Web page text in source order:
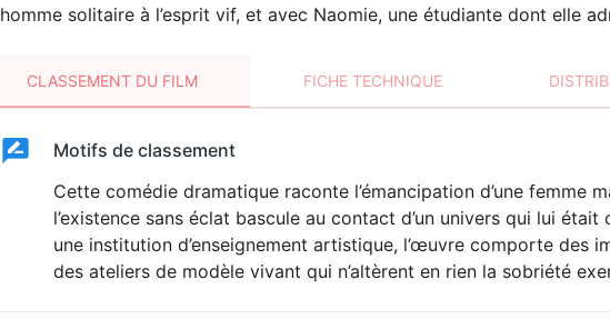
homme solitaire à l’esprit vif, et avec Naomie, une étudiante dont elle
CLASSEMENT DU FILM FICHE TECHNIQUE
ClassementClassement
Motifs de classement
Cette comédie dramatique raconte l’émancipation d’une femme
l’existence sans éclat bascule au contact d’un univers qui lui
une institution d’enseignement artistique, l’œuvre comporte des
des ateliers de modèle vivant qui n’altèrent en rien la sobriété